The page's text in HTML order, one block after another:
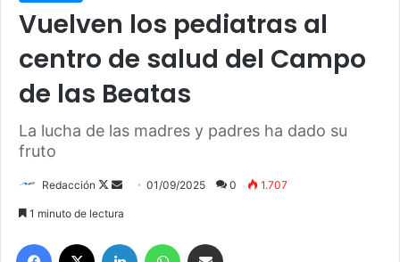
Vuelven los pediatras al
centro de salud del Campo
de las Beatas
La lucha de las madres y padres ha dado su
fruto
Redacción
F
l d
01/09/2025 0 1.707
1 minuto de lectura